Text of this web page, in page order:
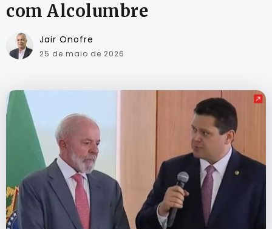
com Alcolumbre
Jair Onofre
25 de maio de 2026